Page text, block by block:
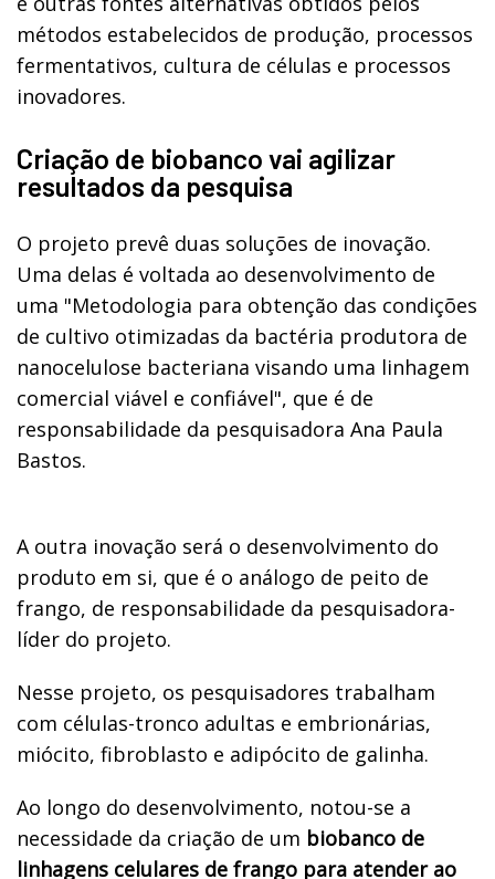
métodos estabelecidos de produção, processos
fermentativos, cultura de células e processos
inovadores.
Criação de biobanco vai agilizar
resultados da pesquisa
O projeto prevê duas soluções de inovação.
Uma delas é voltada ao desenvolvimento de
uma "Metodologia para obtenção das condições
de cultivo otimizadas da bactéria produtora de
nanocelulose bacteriana visando uma linhagem
comercial viável e confiável", que é de
responsabilidade da pesquisadora Ana Paula
Bastos.
A outra inovação será o desenvolvimento do
produto em si, que é o análogo de peito de
frango, de responsabilidade da pesquisadora-
líder do projeto.
Nesse projeto, os pesquisadores trabalham
com células-tronco adultas e embrionárias,
miócito, fibroblasto e adipócito de galinha.
Ao longo do desenvolvimento, notou-se a
necessidade da criação de um biobanco de
linhagens celulares de frango para atender ao